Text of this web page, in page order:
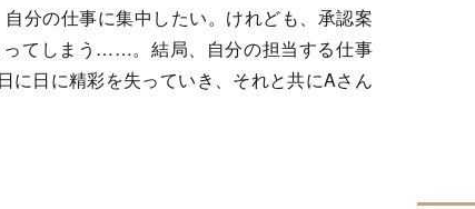
分の仕事に集中したい。けれども、承認案
てしまう……。結局、自分の担当する仕事
に日に精彩を失っていき、それと共にAさん